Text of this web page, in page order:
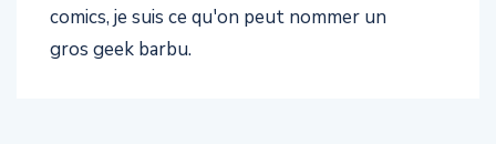
comics, je suis ce qu'on peut nommer un
gros geek barbu.